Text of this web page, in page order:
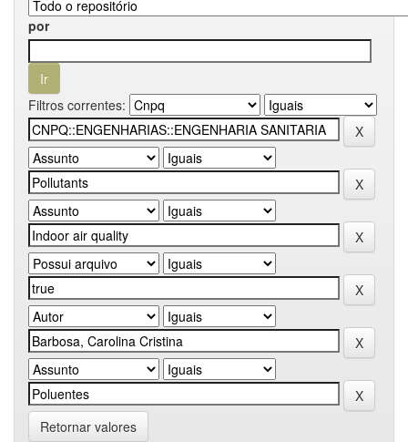
por
Filtros correntes:
Retornar valores